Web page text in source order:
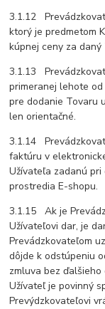
3.1.12
ktorý je predmetom
kúpnej ceny za daný
3.1.13
primeranej lehote
pre dodanie Tovaru
len orientačné.
3.1.14
faktúru v
Užívateľa zadanú
prostredia E-shopu.
3.1.15 Ak je
Užívateľovi dar, je
Prevádzkovateľom
dôjde k odstúpeniu
zmluva bez
Užívateľ je povinný
Prevýdzkovateľovi